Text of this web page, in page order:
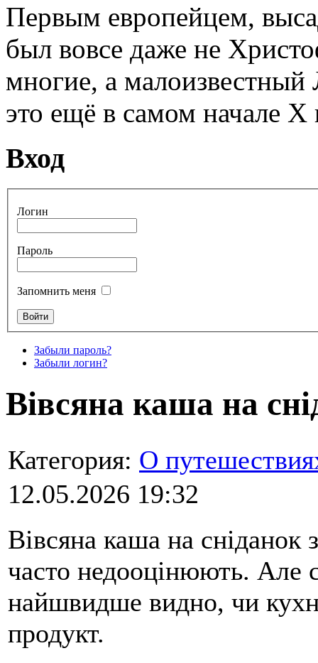
Первым европейцем,
был вовсе даже не
многие, а
это ещё в самом начале Х
Вход
Логин
Пароль
Запомнить меня
Забыли пароль?
Забыли логин?
Вівсяна каша на
Категория: О
12.05.2026 19:32
Вівсяна каша на сніданок
часто недооцінюють. Але
найшвидше видно, чи
продукт.